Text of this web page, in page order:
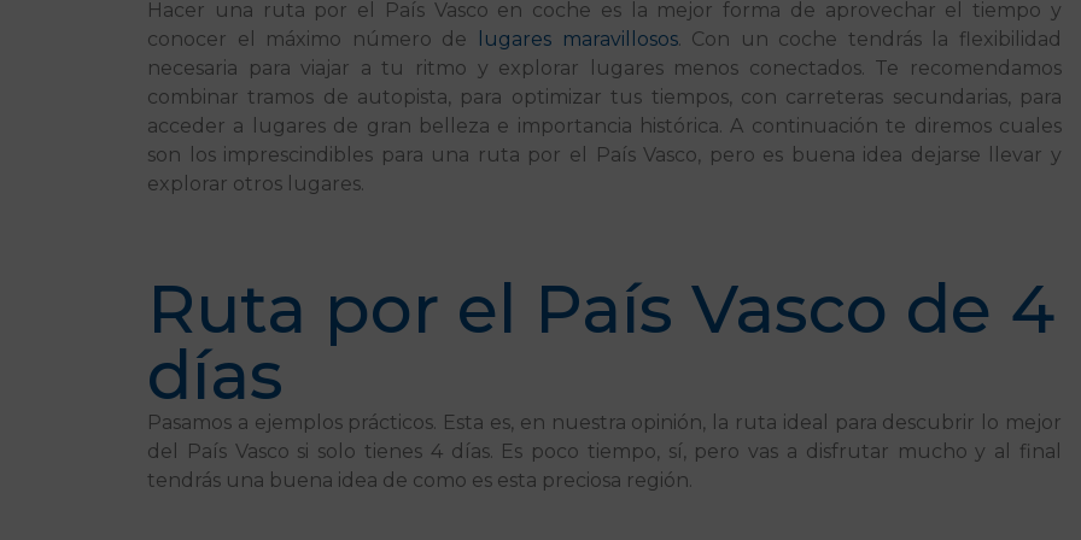
Hacer una ruta por el País Vasco en coche es la mejor forma de aprovechar el tiempo y
conocer el máximo número de
lugares maravillosos. Con un coche tendrás la flexibilidad
necesaria para viajar a tu ritmo y explorar lugares menos conectados. Te recomendamos
combinar tramos de autopista, para optimizar tus tiempos, con carreteras secundarias, para
acceder a lugares de gran belleza e importancia histórica. A continuación te diremos cuales
son los imprescindibles para una ruta por el País Vasco, pero es buena idea dejarse llevar y
explorar otros lugares.
Ruta por el País Vasco de 4
días
Pasamos a ejemplos prácticos. Esta es, en nuestra opinión, la ruta ideal para descubrir lo mejor
del País Vasco si solo tienes 4 días. Es poco tiempo, sí, pero vas a disfrutar mucho y al final
tendrás una buena idea de como es esta preciosa región.